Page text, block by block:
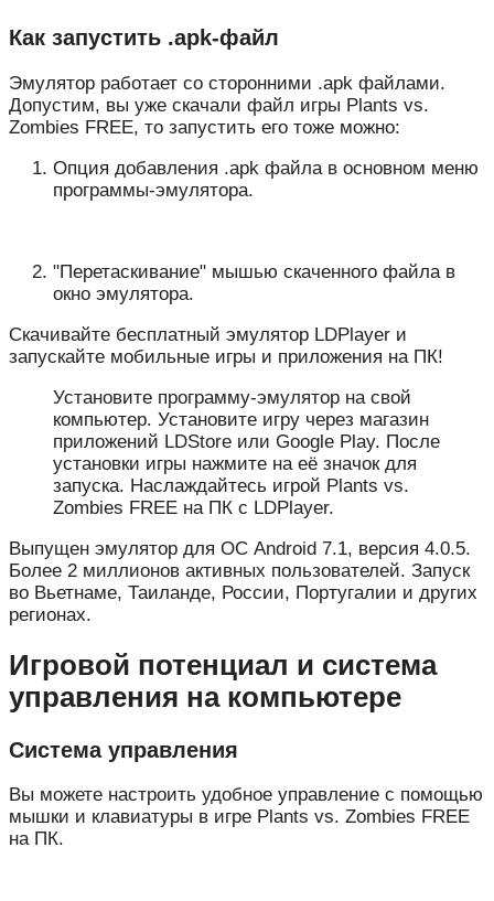
Как запустить .apk-файл
Эмулятор работает со сторонними .apk файлами.
Допустим, вы уже скачали файл игры Plants vs.
Zombies FREE, то запустить его тоже можно:
Опция добавления .apk файла в основном меню
программы-эмулятора.
"Перетаскивание" мышью скаченного файла в
окно эмулятора.
Скачивайте бесплатный эмулятор LDPlayer и
запускайте мобильные игры и приложения на ПК!
Установите программу-эмулятор на свой
компьютер. Установите игру через магазин
приложений LDStore или Google Play. После
установки игры нажмите на её значок для
запуска. Наслаждайтесь игрой Plants vs.
Zombies FREE на ПК с LDPlayer.
Выпущен эмулятор для ОС Android 7.1, версия 4.0.5.
Более 2 миллионов активных пользователей. Запуск
во Вьетнаме, Таиланде, России, Португалии и других
регионах.
Игровой потенциал и система
управления на компьютере
Система управления
Вы можете настроить удобное управление с помощью
мышки и клавиатуры в игре Plants vs. Zombies FREE
на ПК.